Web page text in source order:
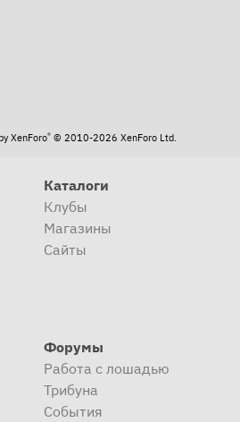
XenForo® © 2010-2026 XenForo Ltd.
Каталоги
Клубы
Магазины
Сайты
Форумы
Работа с лошадью
Трибуна
События